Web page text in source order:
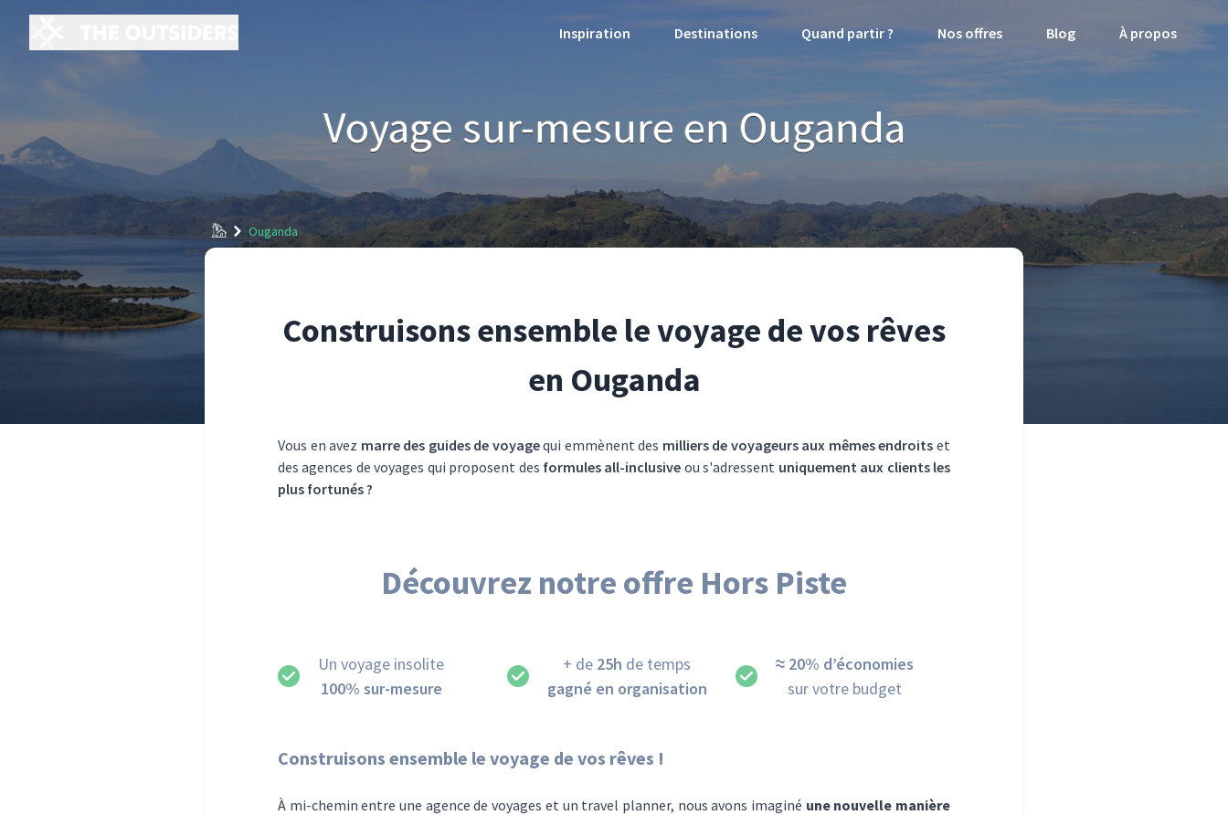
Inspiration Destinations Quand partir ? Nos offres Blog À propos
Voyage sur-mesure en Ouganda
AccueilOuganda
Construisons ensemble le voyage de vos rêves
en Ouganda
Vous en avez marre des guides de voyagequi emmènent des milliers de voyageurs aux mêmes endroits et
des agences de voyages qui proposent des formules all-inclusive ou s'adressent uniquement aux clients les
plus fortunés ?
Découvrez notre offre Hors Piste
Un voyage insolite
100% sur-mesure
+ de 25h de temps
gagné en organisation
≈ 20% d’économies
sur votre budget
Construisons ensemble le voyage de vos rêves !
À mi-chemin entre une agence de voyages et un travel planner, nous avons imaginé une nouvelle manière